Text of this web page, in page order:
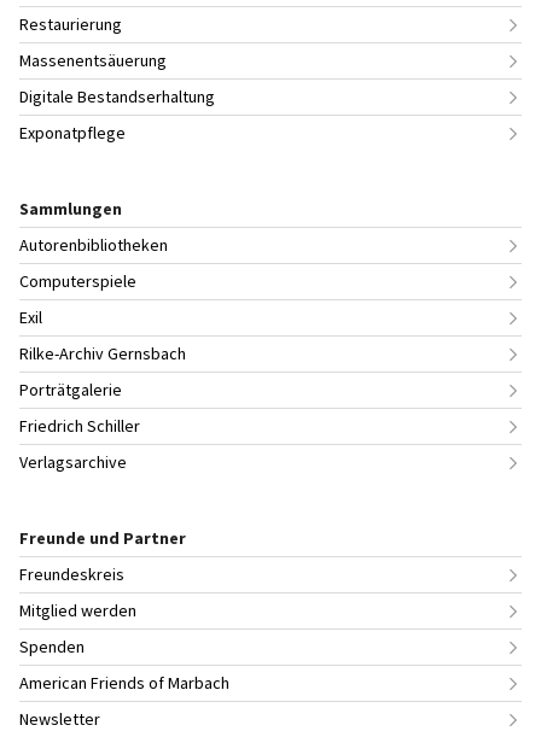
Restaurierung
Massenentsäuerung
Digitale Bestandserhaltung
Exponatpflege
Sammlungen
Autorenbibliotheken
Computerspiele
Exil
Rilke-Archiv Gernsbach
Porträtgalerie
Friedrich Schiller
Verlagsarchive
Freunde und Partner
Freundeskreis
Mitglied werden
Spenden
American Friends of Marbach
Newsletter